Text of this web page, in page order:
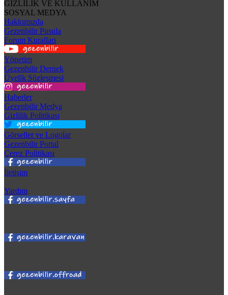
GİZLİLİK VE KULLANIM
SOSYAL MEDYA
Hakkımızda
Gezenbilir Pusula
Forum Kuralları
Yönetim
Gezenbilir Dernek
Üyelik Sözleşmesi
Haberler
Gezenbilir Medya
Gizlilik Politikası
Görseller ve Logolar
Gezenbilir Portal
Çerez Politikası
İletişim
Yardım